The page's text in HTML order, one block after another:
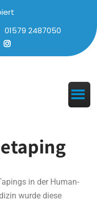
01579 2487050
in der Human-
wurde diese